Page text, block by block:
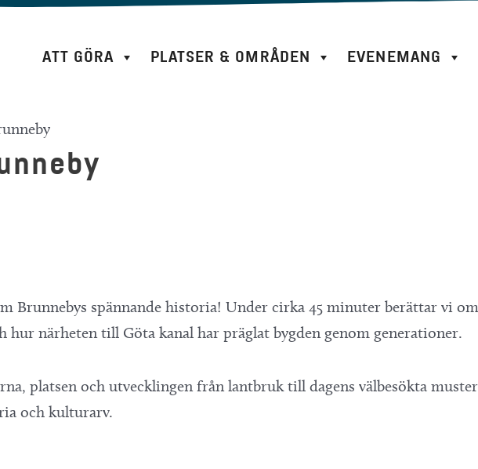
ATT GÖRA PLATSER & OMRÅDEN EVENEMANG
Brunnebys spännande historia! Under cirka 45 minuter berättar vi
hur närheten till Göta kanal har präglat bygden genom generationer.
platsen och utvecklingen från lantbruk till dagens välbesökta
och kulturarv.